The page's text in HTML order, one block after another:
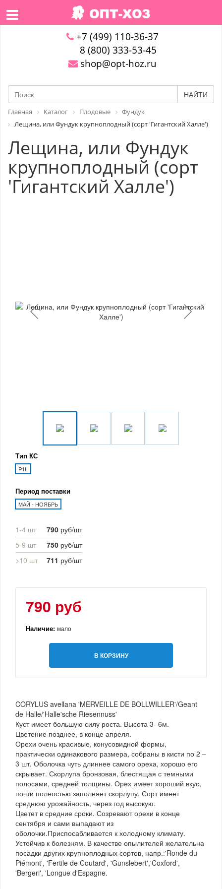
+7 (499) 110-36-37
8 (800) 333-53-45
shop@opt-hoz.ru
НАЙТИ
Главная Каталог Плодовые
Фундук
Лещина, или Фундук крупноплодный (сорт 'Гигантский Халле')
Лещина, или Фундук
крупноплодный (сорт
'Гигантский Халле')
Тип КС
P1L
Период поставки
МАЙ - НОЯБРЬ
1-4 шт 790 руб/шт
5-9 шт
750 руб/шт
>10 шт
711 руб/шт
790 руб
Наличие: мало
В КОРЗИНУ
CORYLUS avellana 'MERVEILLE DE BOLLWILLER'/Geant
de Halle/'Halle'sche Riesennuss'
Куст имеет большую силу роста. Высота 3- 6м.
Цветение позднее, в конце апреля.
Орехи очень красивые, конусовидной формы,
практически одинакового размера, собраны в кисти по 2 –
3 шт. Оболочка чуть длиннее самого ореха, хорошо его
скрывает. Скорлупа бронзовая, блестящая с темными
полосами, средней толщины. Орех имеет хороший вкус,
почти полностью заполняет скорлупу. Сорт имеет
среднюю урожайность, через год высокую.
Цветет в средние сроки. Созревают орехи в конце
сентября и сами выпадают из
оболочки.Приспосабливается к холодному климату.
Устойчив к болезням. В качестве опылителей желательна
посадки других крупноплодных сортов, напр.:'Ronde du
Piémont', 'Fertile de Coutard', 'Gunslebert','Coxford',
'Bergeri', 'Longue d'Espagne.